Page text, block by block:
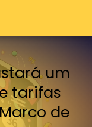
um
tarifas
de